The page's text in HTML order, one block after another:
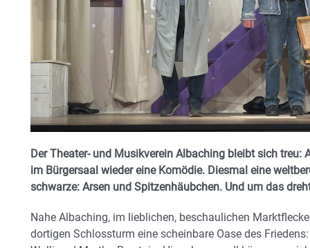
Der Theater- und Musikverein Albaching bleibt sich treu:
im Bürgersaal wieder eine Komödie. Diesmal eine
schwarze: Arsen und Spitzenhäubchen. Und um das
Nahe Albaching, im lieblichen, beschaulichen
dortigen Schlossturm eine scheinbare Oase des